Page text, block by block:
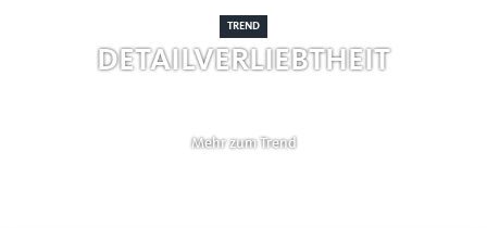
TREND
DETAILVERLIEBTHEIT
Mehr zum Trend